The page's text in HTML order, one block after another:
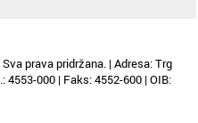
prava pridržana. | Adresa: Trg
4553-000 | Faks: 4552-600 | OIB: